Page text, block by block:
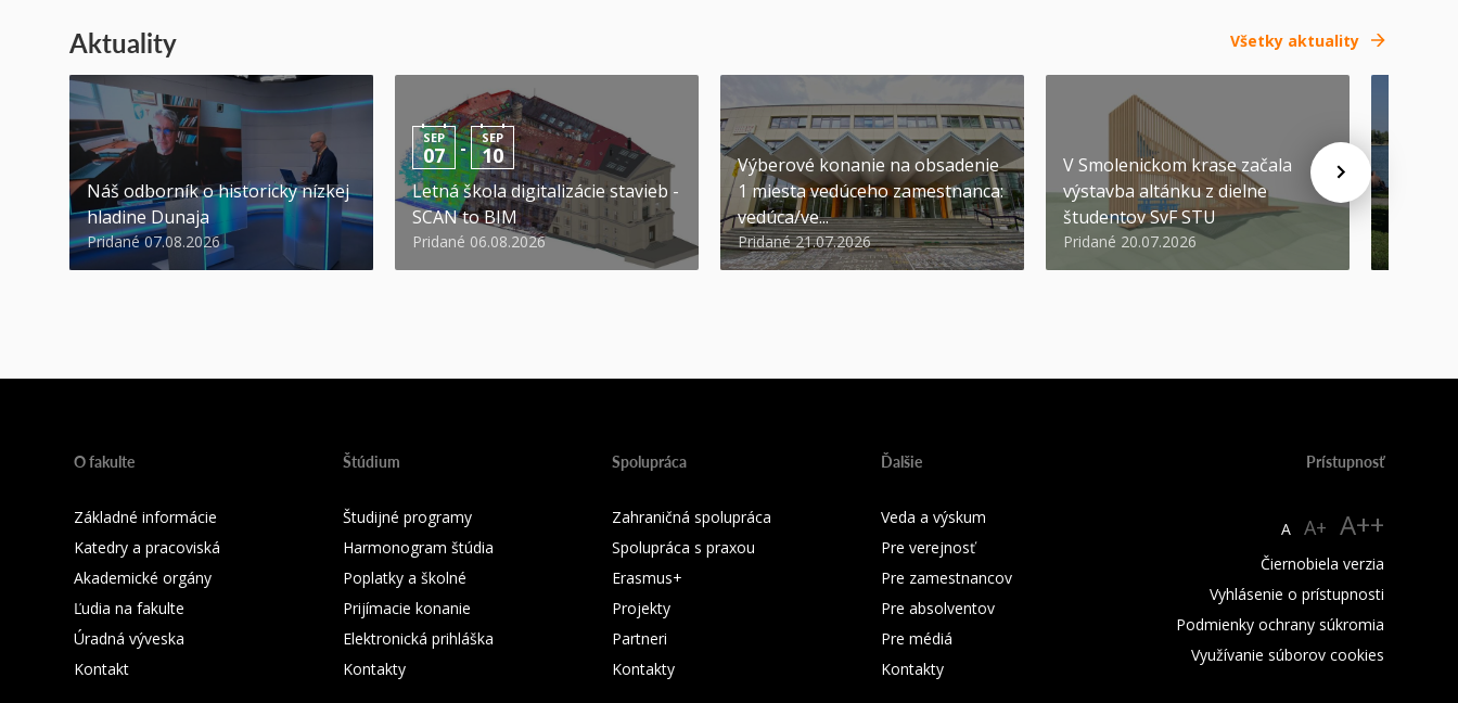
Aktuality Všetky aktuality
Náš odborník o historicky nízkej
hladine Dunaja
Pridané 07.08.2026
SEP
07 - SEP
10
Letná škola digitalizácie stavieb -
SCAN to BIM
Pridané 06.08.2026
Výberové konanie na obsadenie
1 miesta vedúceho zamestnanca:
vedúca/ve...
Pridané 21.07.2026
V Smolenickom krase začala
výstavba altánku z dielne
študentov SvF STU
Pridané 20.07.2026
O fakulte
Základné informácie
Katedry a pracoviská
Akademické orgány
Ľudia na fakulte
Úradná výveska
Kontakt
Štúdium
Študijné programy
Harmonogram štúdia
Poplatky a školné
Prijímacie konanie
Elektronická prihláška
Kontakty
Spolupráca
Zahraničná spolupráca
Spolupráca s praxou
Erasmus+
Projekty
Partneri
Kontakty
Ďalšie
Veda a výskum
Pre verejnosť
Pre zamestnancov
Pre absolventov
Pre médiá
Kontakty
Prístupnosť
A A+ A++
Čiernobiela verzia
Vyhlásenie o prístupnosti
Podmienky ochrany súkromia
Využívanie súborov cookies